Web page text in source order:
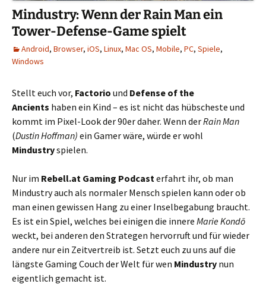
Mindustry: Wenn der Rain Man ein
Tower-Defense-Game spielt
Android, Browser, iOS, Linux, Mac OS, Mobile, PC, Spiele,
Windows
Stellt euch vor, Factorio und Defense of the
Ancients haben ein Kind – es ist nicht das hübscheste und
kommt im Pixel-Look der 90er daher. Wenn derRain Man
(Dustin Hoffman) ein Gamer wäre, würde er wohl
Mindustryspielen.
Nur im Rebell.at Gaming Podcasterfahrt ihr, ob man
Mindustry auch als normaler Mensch spielen kann oder ob
man einen gewissen Hang zu einer Inselbegabung braucht.
Es ist ein Spiel, welches bei einigen die innere Marie Kondō
weckt, bei anderen den Strategen hervorruft und für wieder
andere nur ein Zeitvertreib ist. Setzt euch zu uns auf die
längste Gaming Couch der Welt für wen Mindustry nun
eigentlich gemacht ist.